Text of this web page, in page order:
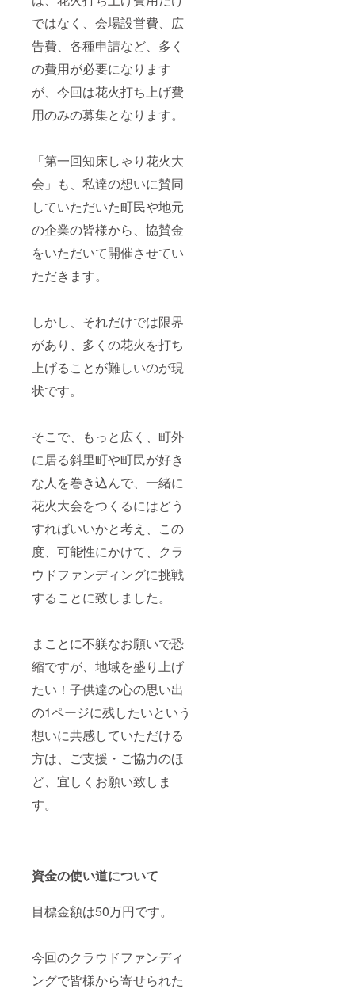
ではなく、会場設営費、広
告費、各種申請など、多く
の費用が必要になります
が、今回は花火打ち上げ費
用のみの募集となります。
「第一回知床しゃり花火大
会」も、私達の想いに賛同
していただいた町民や地元
の企業の皆様から、協賛金
をいただいて開催させてい
ただきます。
しかし、それだけでは限界
があり、多くの花火を打ち
上げることが難しいのが現
状です。
そこで、もっと広く、町外
に居る斜里町や町民が好き
な人を巻き込んで、一緒に
花火大会をつくるにはどう
すればいいかと考え、この
度、可能性にかけて、クラ
ウドファンディングに挑戦
することに致しました。
まことに不躾なお願いで恐
縮ですが、地域を盛り上げ
たい！子供達の心の思い出
の1ページに残したいという
想いに共感していただける
方は、ご支援・ご協力のほ
ど、宜しくお願い致しま
す。
資金の使い道について
目標金額は50万円です。
今回のクラウドファンディ
ングで皆様から寄せられた